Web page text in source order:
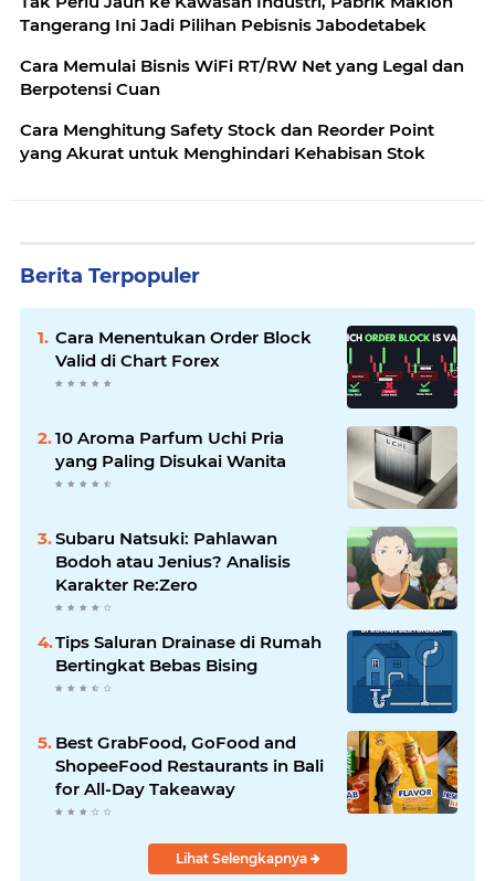
Tangerang Ini Jadi Pilihan Pebisnis Jabodetabek
Cara Memulai Bisnis WiFi RT/RW Net yang Legal dan
Berpotensi Cuan
Cara Menghitung Safety Stock dan Reorder Point
yang Akurat untuk Menghindari Kehabisan Stok
Berita Terpopuler
Cara Menentukan Order Block
Valid di Chart Forex
10 Aroma Parfum Uchi Pria
yang Paling Disukai Wanita
Subaru Natsuki: Pahlawan
Bodoh atau Jenius? Analisis
Karakter Re:Zero
Tips Saluran Drainase di Rumah
Bertingkat Bebas Bising
Best GrabFood, GoFood and
ShopeeFood Restaurants in Bali
for All-Day Takeaway
Lihat Selengkapnya